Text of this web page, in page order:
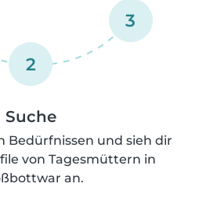
2
3
Suche
Bedürfnissen und sieh dir
von Tagesmüttern in
an.